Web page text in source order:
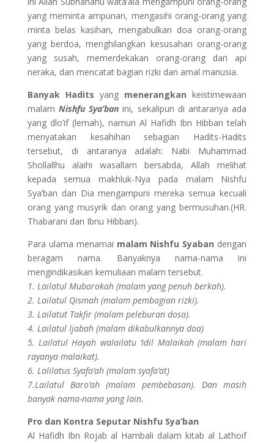
yang meminta ampunan, mengasihi orang-orang yang
minta belas kasihan, mengabulkan doa orang-orang
yang berdoa, menghilangkan kesusahan orang-orang
yang susah, memerdekakan orang-orang dari api
neraka, dan mencatat bagian rizki dan amal manusia.
Banyak Hadits yang menerangkan keistimewaan
malam Nishfu Sya’ban ini, sekalipun di antaranya ada
yang dlo’if (lemah), namun Al Hafidh Ibn Hibban telah
menyatakan kesahihan sebagian Hadits-Hadits
tersebut, di antaranya adalah: Nabi Muhammad
Shollallhu alaihi wasallam bersabda, Allah melihat
kepada semua makhluk-Nya pada malam Nishfu
Sya’ban dan Dia mengampuni mereka semua kecuali
orang yang musyrik dan orang yang bermusuhan.(HR.
Thabarani dan Ibnu Hibban).
Para ulama menamai malam Nishfu Syaban dengan
beragam nama. Banyaknya nama-nama ini
mengindikasikan kemuliaan malam tersebut.
1. Lailatul Mubarokah (malam yang penuh berkah).
2. Lailatul Qismah (malam pembagian rizki).
3. Lailatut Takfir (malam peleburan dosa).
4. Lailatul Ijabah (malam dikabulkannya doa)
5. Lailatul Hayah walailatu ‘Idil Malaikah (malam hari
rayanya malaikat).
6. Lalilatus Syafa’ah (malam syafa’at)
7.Lailatul Baro’ah (malam pembebasan). Dan masih
banyak nama-nama yang lain.
Pro dan Kontra Seputar Nishfu Sya’ban
Al Hafidh Ibn Rojab al Hambali dalam kitab al Lathoif